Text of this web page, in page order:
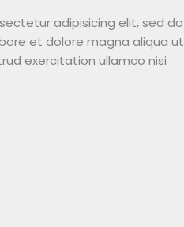
adipisicing elit, sed do
et dolore magna aliqua ut
exercitation ullamco nisi